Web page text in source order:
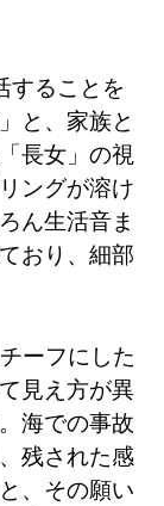
することを
と、家族と
長女」の視
ングが溶け
ん生活音ま
おり、細部
ーフにした
見え方が異
海での事故
残された感
、その願い